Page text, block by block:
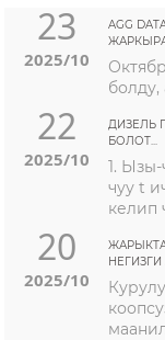
23
2025/10
AGG
болду,
22
2025/10
ДИЗЕЛЬ
БОЛОТ...
1.
чуу t
келип
20
2025/10